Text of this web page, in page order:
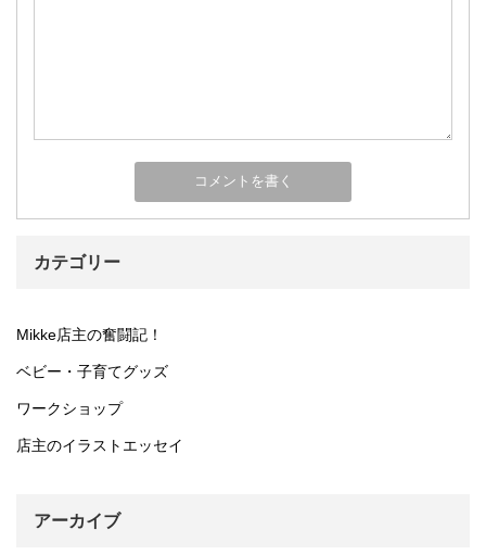
カテゴリー
Mikke店主の奮闘記！
ベビー・子育てグッズ
ワークショップ
店主のイラストエッセイ
アーカイブ